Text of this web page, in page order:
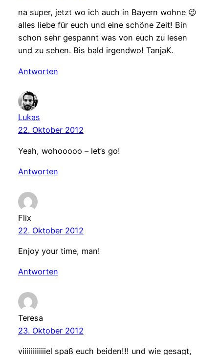
na super, jetzt wo ich auch in Bayern wohne 😉
alles liebe für euch und eine schöne Zeit! Bin
schon sehr gespannt was von euch zu lesen
und zu sehen. Bis bald irgendwo! TanjaK.
Antworten
Lukas
22. Oktober 2012
Yeah, wohooooo – let’s go!
Antworten
Flix
22. Oktober 2012
Enjoy your time, man!
Antworten
Teresa
23. Oktober 2012
viiiiiiiiiiiiel spaß euch beiden!!! und wie gesagt,